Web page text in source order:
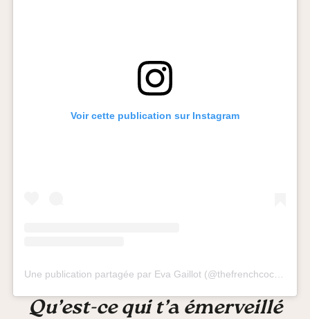
Voir cette publication sur Instagram
Une publication partagée par Eva Gaillot (@thefrenchcoconut)
Qu’est-ce qui t’a émerveillé